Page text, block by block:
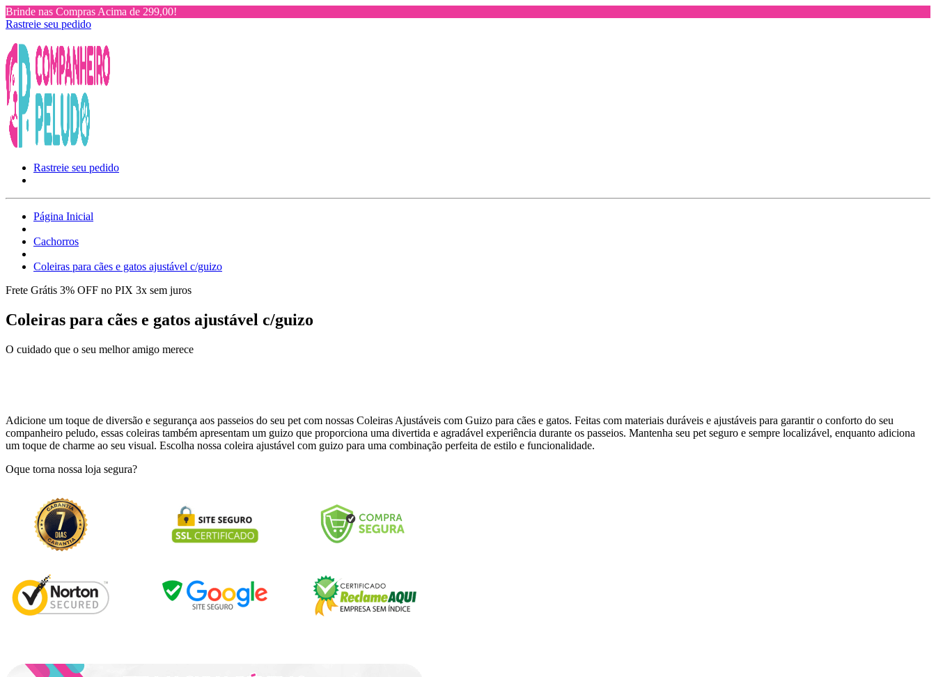
Brinde nas Compras Acima de 299,00!
Rastreie seu pedido
Rastreie seu pedido
Página Inicial
Cachorros
Coleiras para cães e gatos ajustável c/guizo
Frete Grátis 3% OFF no PIX 3x sem juros
Coleiras para cães e gatos ajustável c/guizo
O cuidado que o seu melhor amigo merece
Adicione um toque de diversão e segurança aos passeios do seu pet com nossas Coleiras Ajustáveis com Guizo para cães e gatos. Feitas com materiais duráveis e ajustáveis para garantir o conforto do seu
companheiro peludo, essas coleiras também apresentam um guizo que proporciona uma divertida e agradável experiência durante os passeios. Mantenha seu pet seguro e sempre localizável, enquanto adiciona
um toque de charme ao seu visual. Escolha nossa coleira ajustável com guizo para uma combinação perfeita de estilo e funcionalidade.
Oque torna nossa loja segura?